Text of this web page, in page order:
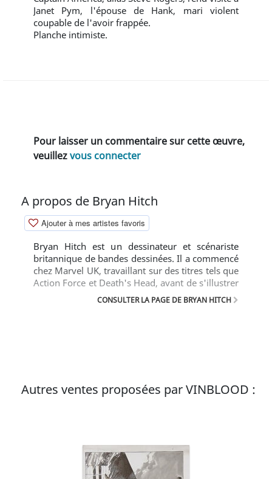
Janet Pym, l'épouse de Hank, mari violent
coupable de l'avoir frappée.
Planche intimiste.
Pour laisser un commentaire sur cette œuvre,
veuillezvous connecter
A propos de Bryan Hitch
Ajouter à mes artistes favoris
Bryan Hitch est un dessinateur et scénariste
britannique de bandes dessinées. Il a commencé
chez Marvel UK, travaillant sur des titres tels que
Action Force et Death's Head, avant de s'illustrer
sur des titres américains tels que Stormwatch et
The Authority de Wildstorm, JLA de DC Comics et
CONSULTER LA PAGE DE BRYAN HITCH
Autres ventes proposées par VINBLOOD :